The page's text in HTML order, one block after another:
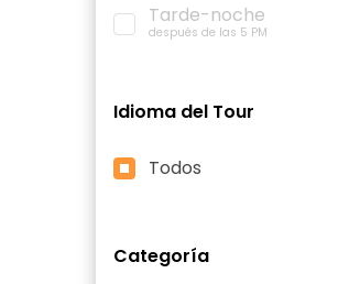
Tarde-noche
después de las 5 PM
Idioma del Tour
Todos
Categoría